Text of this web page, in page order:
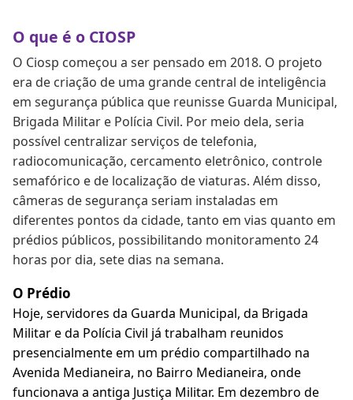
O que é o CIOSP
O Ciosp começou a ser pensado em 2018. O projeto
era de criação de uma grande central de inteligência
em segurança pública que reunisse Guarda Municipal,
Brigada Militar e Polícia Civil. Por meio dela, seria
possível centralizar serviços de telefonia,
radiocomunicação, cercamento eletrônico, controle
semafórico e de localização de viaturas. Além disso,
câmeras de segurança seriam instaladas em
diferentes pontos da cidade, tanto em vias quanto em
prédios públicos, possibilitando monitoramento 24
horas por dia, sete dias na semana.
O Prédio
Hoje, servidores da Guarda Municipal, da Brigada
Militar e da Polícia Civil já trabalham reunidos
presencialmente em um prédio compartilhado na
Avenida Medianeira, no Bairro Medianeira, onde
funcionava a antiga Justiça Militar. Em dezembro de